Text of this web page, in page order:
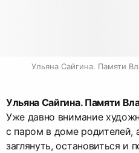
Ульяна Сайгина. Памяти
Ульяна Сайгина. Памяти
Уже давно внимание
с паром в доме родителей,
заглянуть, остановиться и